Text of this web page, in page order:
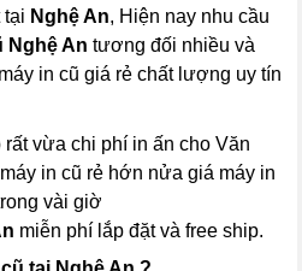
tại Nghệ An, Hiện nay nhu cầu
Nghệ An tương đối nhiều và
in cũ giá rẻ chất lượng uy tín
rất vừa chi phí in ấn cho Văn
in cũ rẻ hớn nửa giá máy in
vài giờ
miễn phí lắp đặt và free ship.